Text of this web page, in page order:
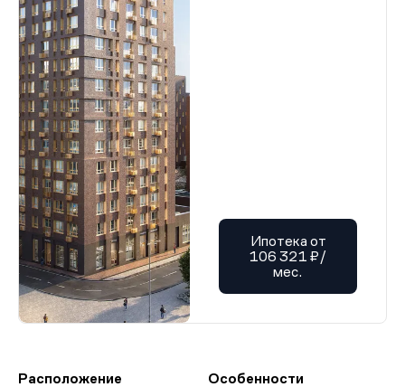
Ипотека от
106 321 ₽/
мес.
Расположение
Особенности